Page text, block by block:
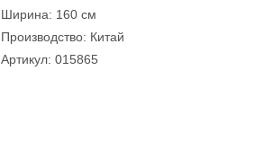
Ширина: 160 см
Производство: Китай
Артикул: 015865